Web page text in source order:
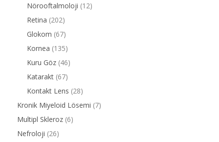
Nörooftalmoloji (12)
Retina (202)
Glokom (67)
Kornea (135)
Kuru Göz (46)
Katarakt (67)
Kontakt Lens (28)
Kronik Miyeloid Lösemi (7)
Multipl Skleroz (6)
Nefroloji (26)